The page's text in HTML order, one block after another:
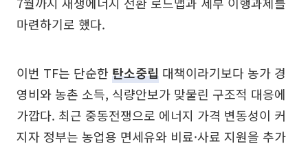
마련하기로 했다.
이번 TF는 단순한 탄소중립 대책이라기보다 농가 경
영비와 농촌 소득, 식량안보가 맞물린 구조적 대응에
가깝다. 최근 중동전쟁으로 에너지 가격 변동성이 커
지자 정부는 농업용 면세유와 비료·사료 지원을 추가